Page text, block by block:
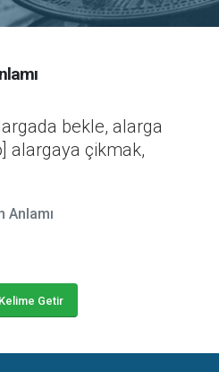
bekle, alarga
alargaya çikmak,
Anlamı
Getir